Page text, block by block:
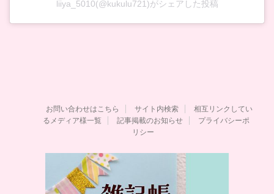
liiya_5010(@kukulu721)がシェアした投稿
お問い合わせはこちら サイト内検索
相互リンクしてい
るメディア様一覧
記事掲載のお知らせ
プライバシーポ
リシー